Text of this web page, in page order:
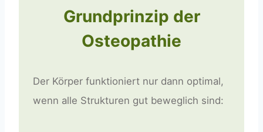
Grundprinzip der
Osteopathie
Der Körper funktioniert nur dann optimal,
wenn alle Strukturen gut beweglich sind: